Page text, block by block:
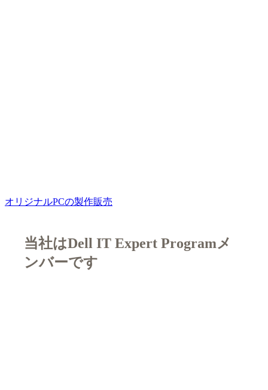
オリジナルPCの製作販売
当社はDell IT Expert Programメ
ンバーです